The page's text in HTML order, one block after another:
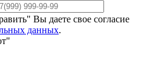
Вы даете свое согласие
данных.